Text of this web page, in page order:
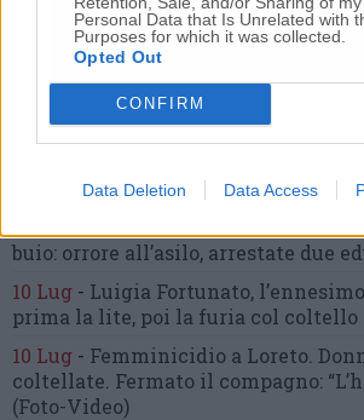
Personal Data that Is Unrelated with
Purposes for which it was collected.
Opted Out
CONFIRM
Data Deletion Data Access
Commenta
Commenta
Gli articoli più letti
buio: orrore all’asilo, arrestate due
10 Lug - Luigia Fortunato,
prima la lite, poi la furia col coltello
10 Lug - Femminicidio a Loreto.
coltellate. Fermato il compagno:
(Foto-Video)